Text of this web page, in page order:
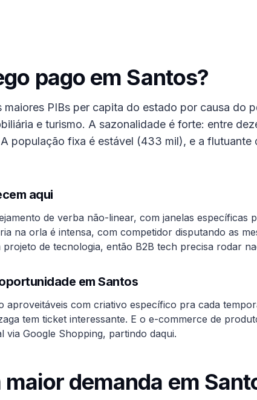
pago em Santos?
maiores PIBs per capita do estado por causa do
e turismo. A sazonalidade é forte: entre
população fixa é estável (433 mil), e a flutuante
aqui
de verba não-linear, com janelas específicas
na orla é intensa, com competidor disputando as
de tecnologia, então B2B tech precisa rodar
em Santos
aproveitáveis com criativo específico pra cada
tem ticket interessante. E o e-commerce de
via Google Shopping, partindo daqui.
demanda em